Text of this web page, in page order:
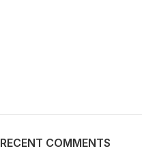
RECENT COMMENTS